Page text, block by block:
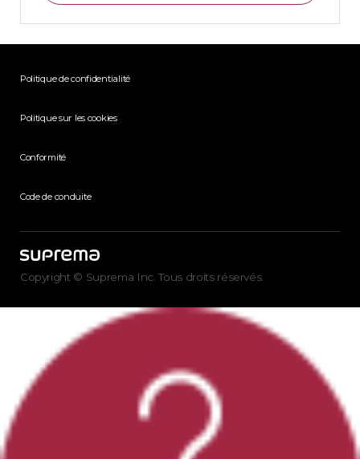
Politique de confidentialité
Politique sur les cookies
Conformité
Code de conduite
Copyright © Suprema Inc. Tous droits réservés.